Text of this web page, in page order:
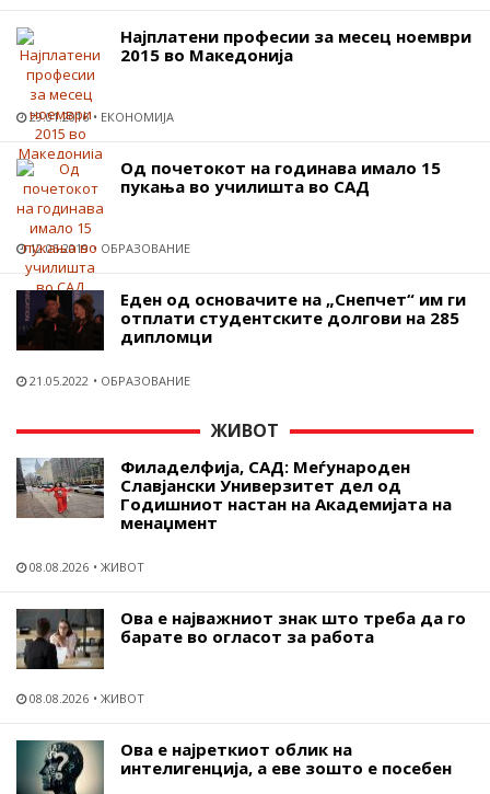
Најплатени професии за месец ноември
2015 во Македонија
29.01.2016 ЕКОНОМИЈА
Од почетокот на годинава имало 15
пукања во училишта во САД
12.05.2019 ОБРАЗОВАНИЕ
Еден од основачите на „Снепчет“ им ги
отплати студентските долгови на 285
дипломци
21.05.2022 ОБРАЗОВАНИЕ
ЖИВОТ
Филаделфија, САД: Меѓународен
Славјански Универзитет дел од
Годишниот настан на Академијата на
менаџмент
08.08.2026 ЖИВОТ
Ова е најважниот знак што треба да го
барате во огласот за работа
08.08.2026 ЖИВОТ
Ова е најреткиот облик на
интелигенција, а еве зошто е посебен